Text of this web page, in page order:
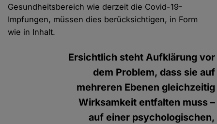
Gesundheitsbereich wie derzeit die Covid-19-
Impfungen, müssen dies berücksichtigen, in Form
wie in Inhalt.
Ersichtlich steht Aufklärung vor
dem Problem, dass sie auf
mehreren Ebenen gleichzeitig
Wirksamkeit entfalten muss –
auf einer psychologischen,